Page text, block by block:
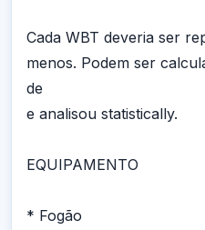
Cada WBT deveria ser
menos. Podem ser
de
e analisou statistically.
EQUIPAMENTO
* Fogão